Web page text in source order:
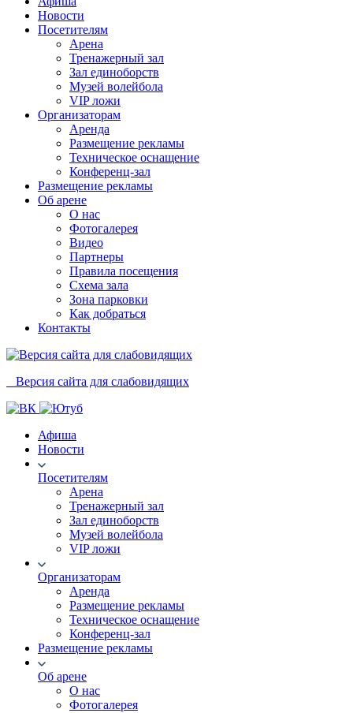
Новости
Посетителям
Арена
Тренажерный зал
Зал единоборств
Музей волейбола
VIP ложи
Организаторам
Аренда
Размещение рекламы
Техническое оснащение
Конференц-зал
Размещение рекламы
Об арене
О нас
Фотогалерея
Видео
Партнеры
Правила посещения
Схема зала
Зона парковки
Как добраться
Контакты
Версия сайта для слабовидящих
Афиша
Новости
Посетителям
Арена
Тренажерный зал
Зал единоборств
Музей волейбола
VIP ложи
Организаторам
Аренда
Размещение рекламы
Техническое оснащение
Конференц-зал
Размещение рекламы
Об арене
О нас
Фотогалерея